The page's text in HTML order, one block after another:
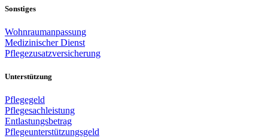
Sonstiges
Wohnraumanpassung
Medizinischer Dienst
Pflegezusatzversicherung
Unterstützung
Pflegegeld
Pflegesachleistung
Entlastungsbetrag
Pflegeunterstützungsgeld